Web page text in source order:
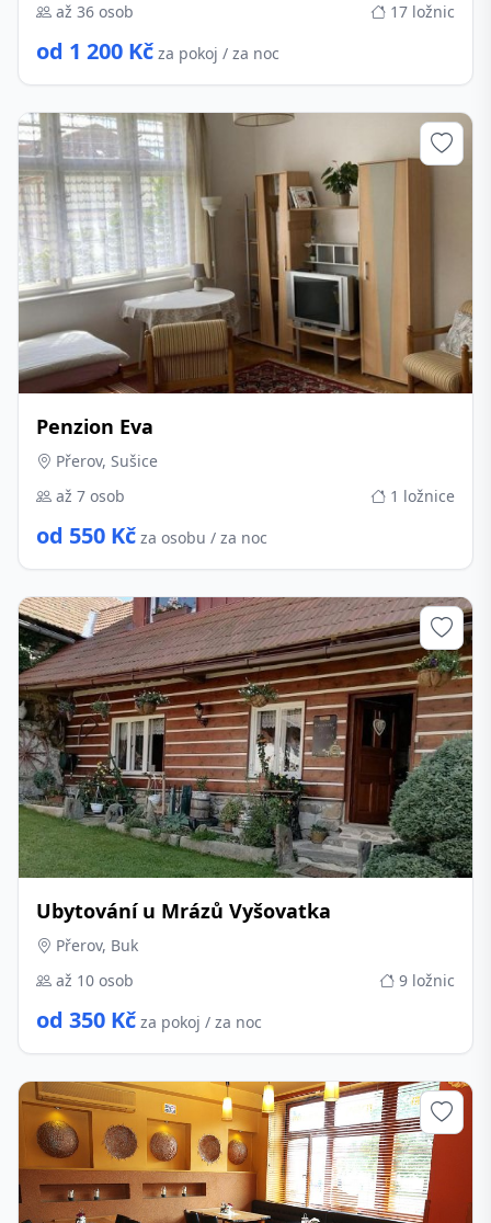
až 36 osob
17 ložnic
od 1 200 Kč za pokoj / za noc
Penzion Eva
Přerov, Sušice
až 7 osob
1 ložnice
od 550 Kč za osobu / za noc
Ubytování u Mrázů Vyšovatka
Přerov, Buk
až 10 osob
9 ložnic
od 350 Kč za pokoj / za noc